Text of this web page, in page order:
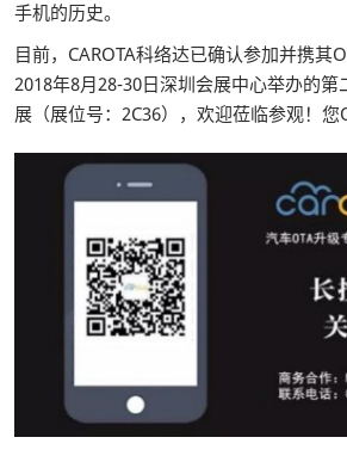
手机的历史。
目前，CAROTA科络达已确认参加并携其
2018年8月28-30日深圳会展中心举办的
展（展位号：2C36），欢迎莅临参观！您